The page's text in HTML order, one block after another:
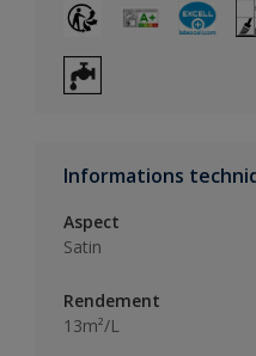
Informations
Aspect
Satin
Rendement
13m²/L